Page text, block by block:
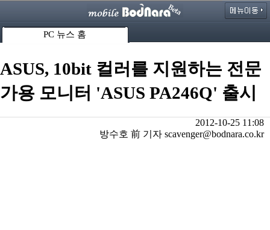
PC 뉴스 홈
ASUS, 10bit 컬러를 지원하는 전문
가용 모니터 'ASUS PA246Q' 출시
2012-10-25 11:08
방수호 前 기자 scavenger@bodnara.co.kr